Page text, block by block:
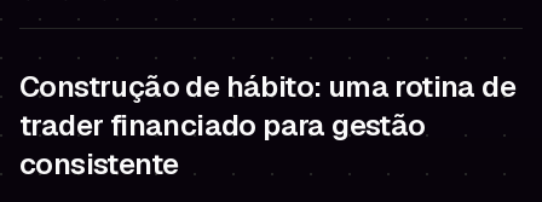
Construção de hábito: uma rotina de
trader financiado para gestão
consistente